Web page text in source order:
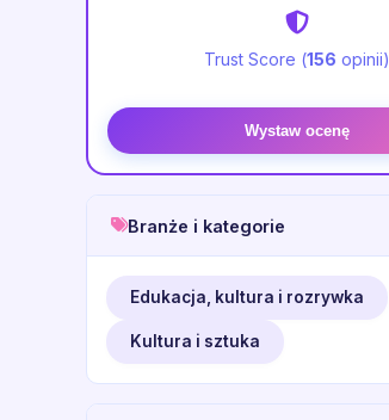
Trust Score (156 opinii)
Wystaw ocenę
Branże i kategorie
Edukacja, kultura i rozrywka
Kultura i sztuka